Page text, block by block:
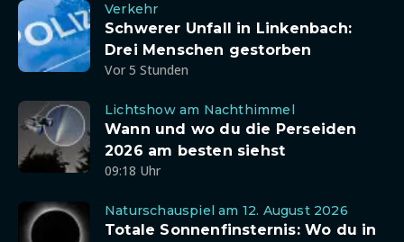
Verkehr
Schwerer Unfall in Linkenbach:
Drei Menschen gestorben
Vor 5 Stunden
Lichtshow am Nachthimmel
Wann und wo du die Perseiden
2026 am besten siehst
09:18 Uhr
Naturschauspiel am 12. August 2026
Totale Sonnenfinsternis: Wo du in